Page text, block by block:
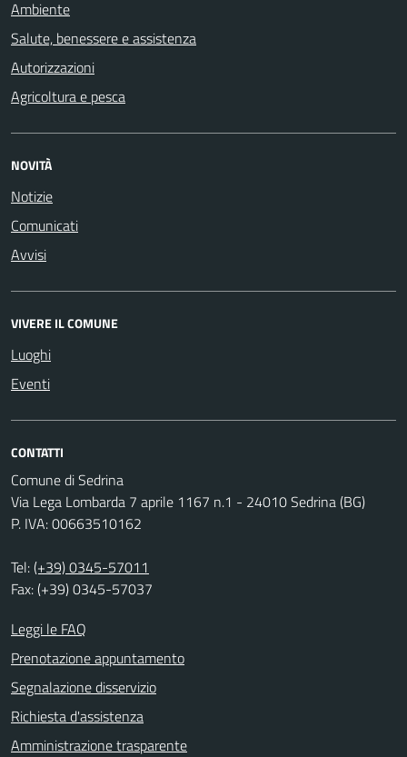
Ambiente
Salute, benessere e assistenza
Autorizzazioni
Agricoltura e pesca
NOVITÀ
Notizie
Comunicati
Avvisi
VIVERE IL COMUNE
Luoghi
Eventi
CONTATTI
Comune di Sedrina
Via Lega Lombarda 7 aprile 1167 n.1 - 24010 Sedrina (BG)
P. IVA: 00663510162
Tel:(+39) 0345-57011
Fax: (+39) 0345-57037
Leggi le FAQ
Prenotazione appuntamento
Segnalazione disservizio
Richiesta d'assistenza
Amministrazione trasparente